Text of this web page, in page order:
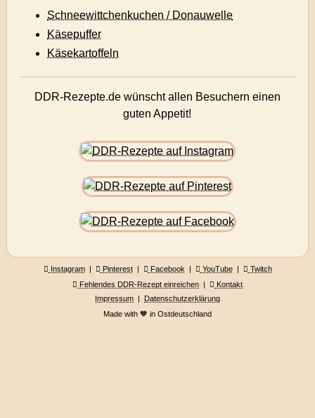
Schneewittchenkuchen / Donauwelle
Käsepuffer
Käsekartoffeln
DDR-Rezepte.de wünscht allen Besuchern einen
guten Appetit!
Instagram| Pinterest| Facebook | YouTube|
Twitch
Fehlendes DDR-Rezept einreichen |
Kontakt
Impressum | Datenschutzerklärung
Made with 🧡 in Ostdeutschland